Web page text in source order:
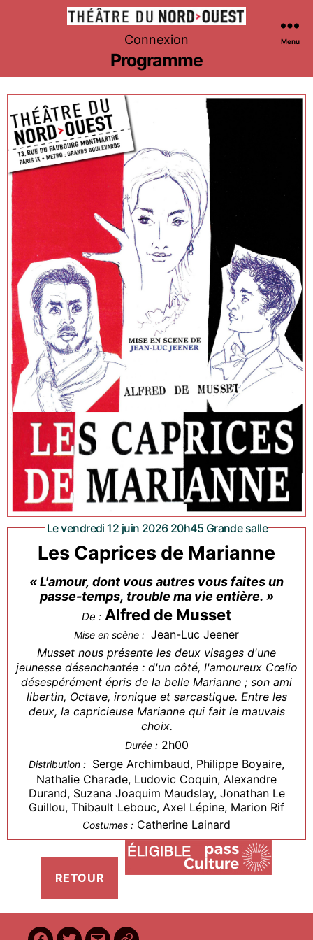
Théâtre
du
Nord-
Ouest
Connexion Menu
Programme
Le vendredi 12 juin 2026 20h45 Grande salle
Les Caprices de Marianne
« L'amour, dont vous autres vous faites un
passe-temps, trouble ma vie entière. »
De : Alfred de Musset
Mise en scène : Jean-Luc Jeener
Musset nous présente les deux visages d'une
jeunesse désenchantée : d'un côté, l'amoureux Cœlio
désespérément épris de la belle Marianne ; son ami
libertin, Octave, ironique et sarcastique. Entre les
deux, la capricieuse Marianne qui fait le mauvais
choix.
Durée : 2h00
Distribution : Serge Archimbaud, Philippe Boyaire,
Nathalie Charade, Ludovic Coquin, Alexandre
Durand, Suzana Joaquim Maudslay, Jonathan Le
Guillou, Thibault Lebouc, Axel Lépine, Marion Rif
Costumes : Catherine Lainard